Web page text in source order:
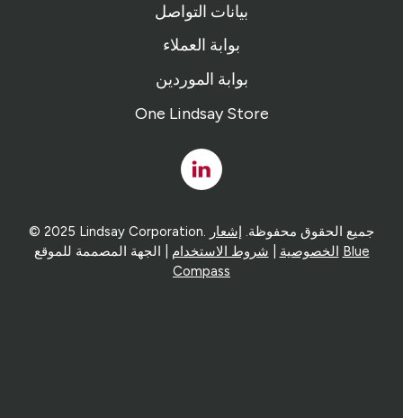
بيانات التواصل
بوابة العملاء
بوابة الموردين
One Lindsay Store
Linked
In
© 2025 Lindsay Corporation. جميع الحقوق محفوظة. إشعار
الخصوصية
شروط الاستخدام
Blue
Compass